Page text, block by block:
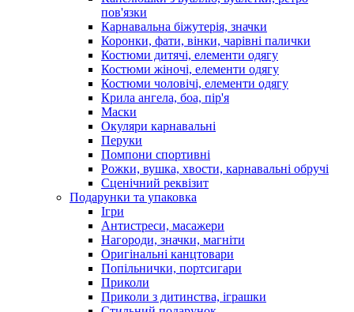
пов'язки
Карнавальна біжутерія, значки
Коронки, фати, вінки, чарівні палички
Костюми дитячі, елементи одягу
Костюми жіночі, елементи одягу
Костюми чоловічі, елементи одягу
Крила ангела, боа, пір'я
Маски
Окуляри карнавальні
Перуки
Помпони спортивні
Рожки, вушка, хвости, карнавальні обручі
Сценічний реквізит
Подарунки та упаковка
Ігри
Антистреси, масажери
Нагороди, значки, магніти
Оригінальні канцтовари
Попільнички, портсигари
Приколи
Приколи з дитинства, іграшки